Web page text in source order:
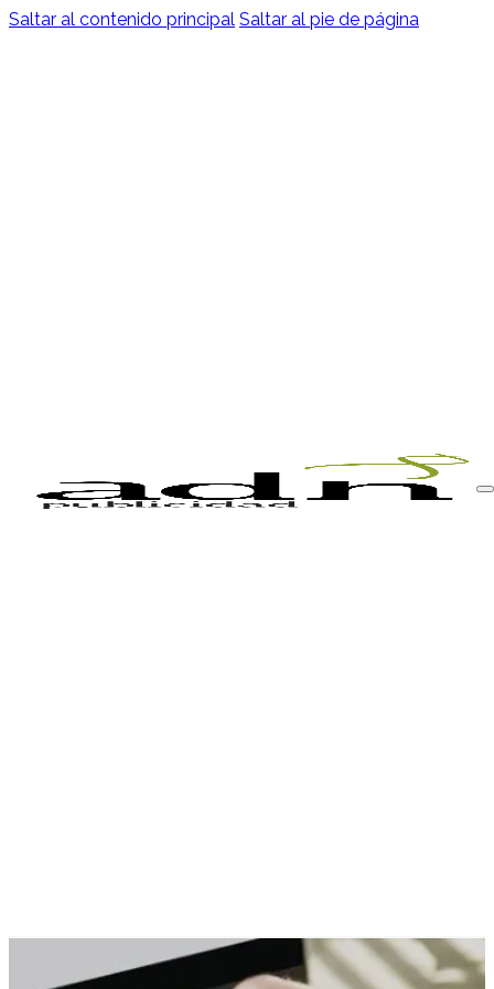
Saltar al contenido principal Saltar al pie de página